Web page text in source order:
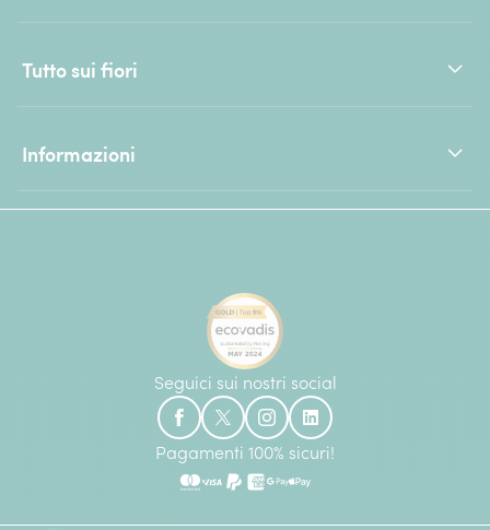
Tutto sui fiori
Informazioni
Seguici sui nostri social
Pagamenti 100% sicuri!